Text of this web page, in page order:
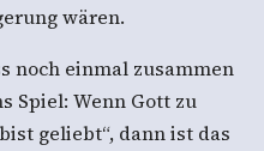
wären.
noch einmal zusammen
Spiel: Wenn Gott zu
geliebt“, dann ist das